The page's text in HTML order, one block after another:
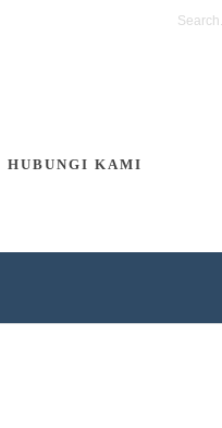
HUBUNGI KAMI